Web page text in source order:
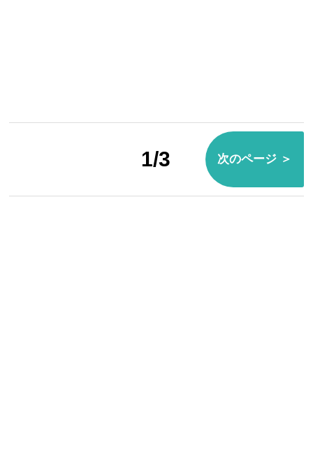
1/3 次のページ ＞